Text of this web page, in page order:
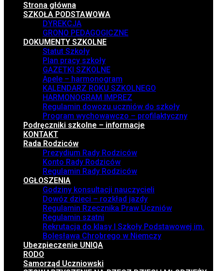
Strona główna
SZKOŁA PODSTAWOWA
DYREKCJA
GRONO PEDAGOGICZNE
DOKUMENTY SZKOLNE
Statut Szkoły
Plan pracy szkoły
GAZETKI SZKOLNE
Apele – harmonogram
KALENDARZ ROKU SZKOLNEGO
HARMONOGRAM IMPREZ
Regulamin dowozu uczniów do szkoły
Program wychowawczo – profilaktyczny
Podręczniki szkolne – informacje
KONTAKT
Rada Rodziców
Prezydium Rady Rodziców
Konto Rady Rodziców
Regulamin Rady Rodziców
OGŁOSZENIA
Godziny konsultacji nauczycieli
Dowóz dzieci – rozkład jazdy
Regulamin Rzecznika Praw Uczniów
Regulamin szatni
Rekrutacja do klasy I Szkoły Podstawowej im.
Bolesława Chrobrego w Niemczy
Ubezpieczenie UNIQA
RODO
Samorząd Uczniowski